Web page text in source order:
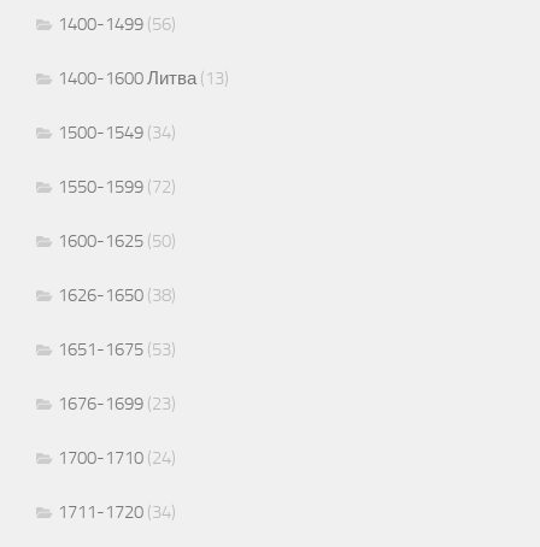
1400-1499 (56)
1400-1600 Литва(13)
1500-1549 (34)
1550-1599 (72)
1600-1625 (50)
1626-1650 (38)
1651-1675 (53)
1676-1699 (23)
1700-1710 (24)
1711-1720 (34)